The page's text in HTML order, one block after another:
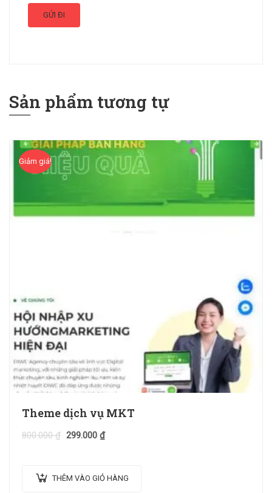
Sản phẩm tương tự
Giảm giá!
Theme dịch vụ MKT
800.000₫ 299.000 ₫
THÊM VÀO GIỎ HÀNG